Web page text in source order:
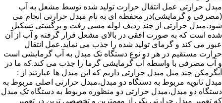
مبدل حرارتی عمل انتقال حرارت تولید شده توسط مشعل به آب
(مصرفی و گرمایشی)در محفظه ای به نام مبدل حرارتی انجام می
شود.مبدل حرارتی از چند ردیف لوله مسی رفت و برگشتی تشکیل
شده است که به صورت افقی در بالای مشعل قرار گرفته و آب از آن
عبور می کند و گرمای تولید شده را جذب می نماید.عمل انتقال
حرارت مستقیم در هر دو نوع دستگاه تک مبدل به آب گرمایشی است
و آب مصرفی با واسطه آب گرمایشی گرما را جذب می کند.که ما در
آبگرمکن چند مبل مبدل حرارتی داریم که این مبدل ها عبارتند از :
مبدل ثانویه مربوط به دستگاه دو مبدل،مبدل حرارتی اصلی مربوط به
دستگاه دو مبدل،مبدل حرارتی دو منظوره مربوط به دستگاه تک مبدل
که تعمیر مبدل حرارتی یکی از مهمترین و تخصصی ترین در تعمیر